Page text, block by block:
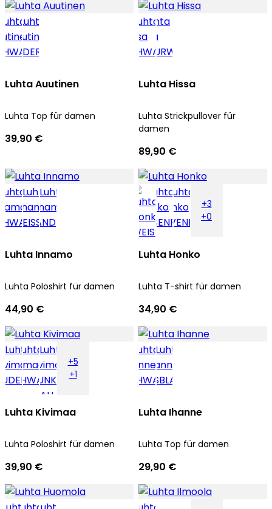
Luhta Auutinen
Luhta Top für damen
39,90 €
Luhta Hissa
Luhta Strickpullover für
damen
89,90 €
Luhta Innamo
Luhta Poloshirt für damen
44,90 €
+3
+0
Luhta Honko
Luhta T-shirt für damen
34,90 €
+5
+1
Luhta Kivimaa
Luhta Poloshirt für damen
39,90 €
Luhta Ihanne
Luhta Top für damen
29,90 €